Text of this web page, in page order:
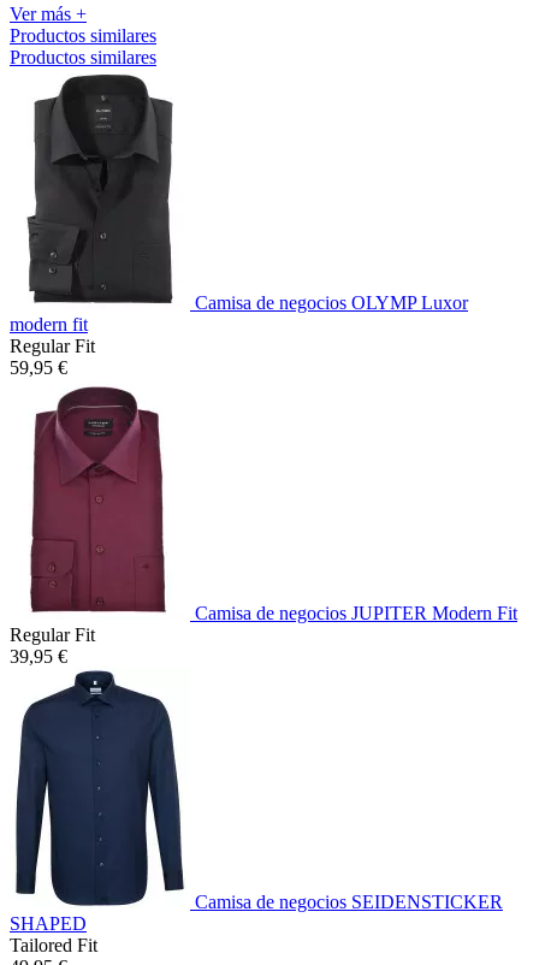
Ver más +
Productos similares
Productos similares
Camisa de negocios OLYMP Luxor
modern fit
Regular Fit
59,95 €
Camisa de negocios JUPITER Modern Fit
Regular Fit
39,95 €
Camisa de negocios SEIDENSTICKER
SHAPED
Tailored Fit